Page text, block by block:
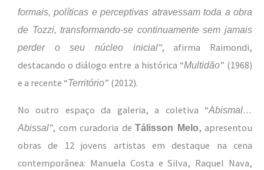
formais, políticas e perceptivas atravessam toda a obra
de Tozzi, transformando-se continuamente sem jamais
perder o seu núcleo inicial”, afirma Raimondi,
destacando o diálogo entre a histórica “Multidão” (1968)
e a recente “Território” (2012).
No outro espaço da galeria, a coletiva “Abismal…
Abissal”, com curadoria de Tálisson Melo, apresentou
obras de 12 jovens artistas em destaque na cena
contemporânea: Manuela Costa e Silva, Raquel Nava,